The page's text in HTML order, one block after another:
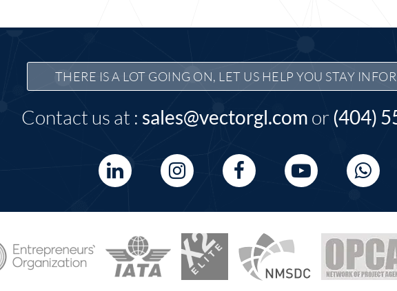
THERE IS A LOT GOING ON, LET US HELP YOU STAY
Contact us at : sales@vectorgl.com or(404)